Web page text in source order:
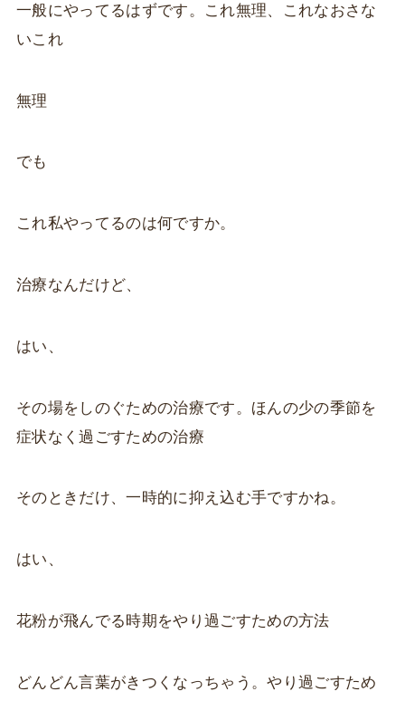
一般にやってるはずです。これ無理、これなおさな
いこれ
無理
でも
これ私やってるのは何ですか。
治療なんだけど、
はい、
その場をしのぐための治療です。ほんの少の季節を
症状なく過ごすための治療
そのときだけ、一時的に抑え込む手ですかね。
はい、
花粉が飛んでる時期をやり過ごすための方法
どんどん言葉がきつくなっちゃう。やり過ごすため